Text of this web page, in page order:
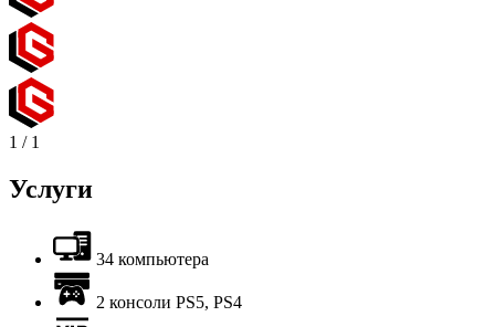
1 / 1
Услуги
34 компьютера
2 консоли PS5, PS4